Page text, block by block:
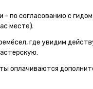
- по согласованию с
месте).
где увидим
оплачиваются